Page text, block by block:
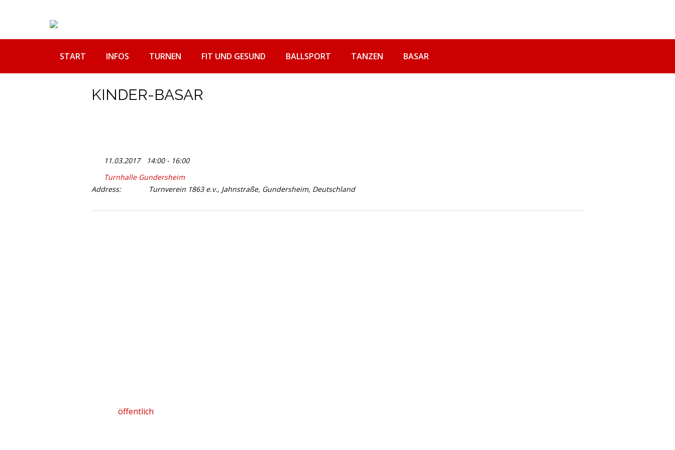
START INFOS TURNEN FIT UND GESUND BALLSPORT TANZEN BASAR
KINDER-BASAR
11.03.2017
14:00 - 16:00
Turnhalle Gundersheim
Address:
Turnverein 1863 e.v., Jahnstraße, Gundersheim, Deutschland
öffentlich